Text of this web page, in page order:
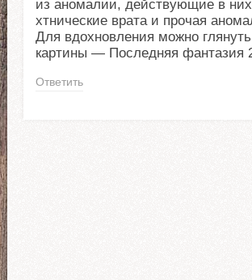
из аномалии, действующие в
хтнические врата и прочая
Для вдохновления можно
картины — Последняя фантазия
Ответить